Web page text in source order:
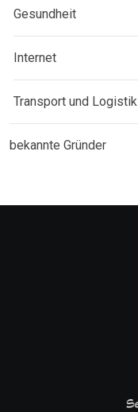
Gesundheit
Internet
Transport und Logistik
bekannte Gründer